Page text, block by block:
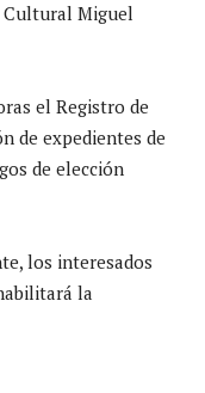
Cultural Miguel
el Registro de
de expedientes de
de elección
los interesados
la